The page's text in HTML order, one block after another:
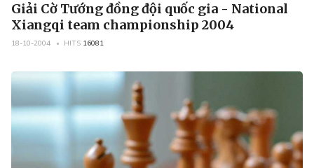
Giải Cờ Tướng đồng đội quốc gia - National
Xiangqi team championship 2004
18-10-2004 HITS 16081